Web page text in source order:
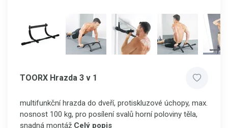
TOORX Hrazda 3 v 1
multifunkční hrazda do dveří, protiskluzové úchopy, max.
nosnost 100 kg, pro posílení svalů horní poloviny těla,
snadná montáž Celý popis